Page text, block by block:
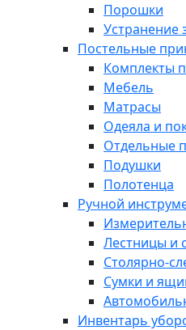
Порошки
Устранение
Постельные
Комплекты
Мебель
Матрасы
Одеяла и
Отдельные
Подушки
Полотенца
Ручной
Лестницы и
Столярно-
Сумки и
Инвентарь